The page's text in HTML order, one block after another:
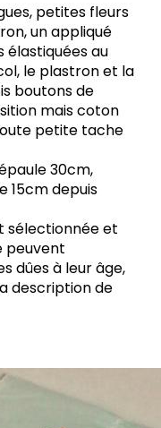
petites fleurs
un appliqué
élastiquées au
le plastron et la
boutons de
mais coton
petite tache
30cm,
15cm depuis
sélectionnée et
peuvent
dûes à leur âge,
description de